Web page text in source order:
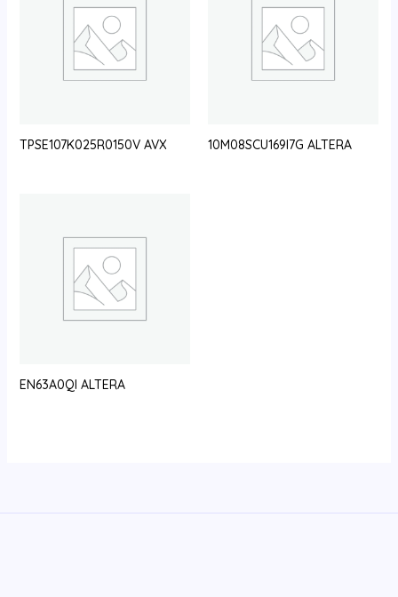
TPSE107K025R0150V AVX 10M08SCU169I7G ALTERA
EN63A0QI ALTERA